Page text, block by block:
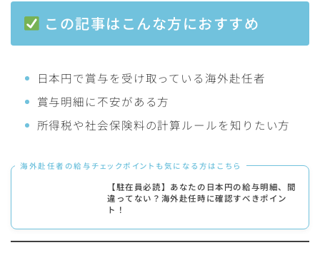
この記事はこんな方におすすめ
日本円で賞与を受け取っている海外赴任者
賞与明細に不安がある方
所得税や社会保険料の計算ルールを知りたい方
海外赴任者の給与チェックポイントも気になる方はこちら
【駐在員必読】あなたの日本円の給与明細、間
違ってない？海外赴任時に確認すべきポイン
ト！